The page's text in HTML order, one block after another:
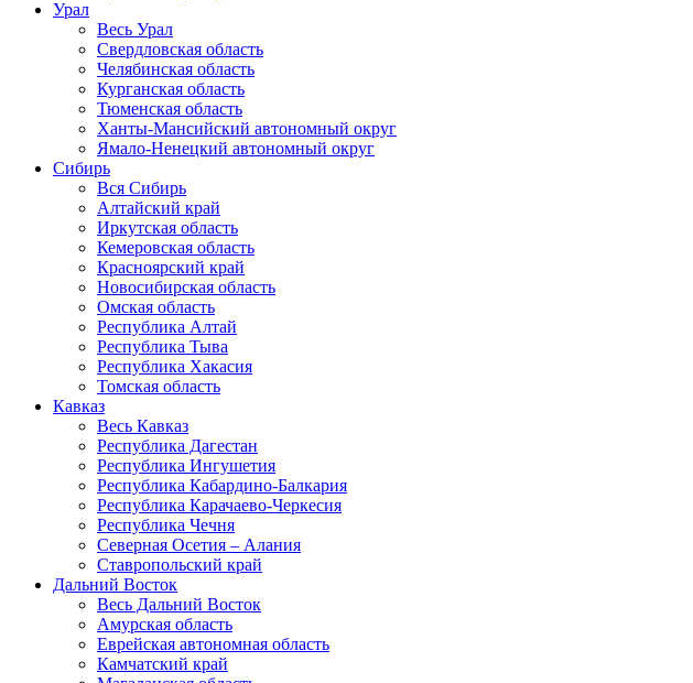
Урал
Весь Урал
Свердловская область
Челябинская область
Курганская область
Тюменская область
Ханты-Мансийский автономный округ
Ямало-Ненецкий автономный округ
Сибирь
Вся Сибирь
Алтайский край
Иркутская область
Кемеровская область
Красноярский край
Новосибирская область
Омская область
Республика Алтай
Республика Тыва
Республика Хакасия
Томская область
Кавказ
Весь Кавказ
Республика Дагестан
Республика Ингушетия
Республика Кабардино-Балкария
Республика Карачаево-Черкесия
Республика Чечня
Северная Осетия – Алания
Ставропольский край
Дальний Восток
Весь Дальний Восток
Амурская область
Еврейская автономная область
Камчатский край